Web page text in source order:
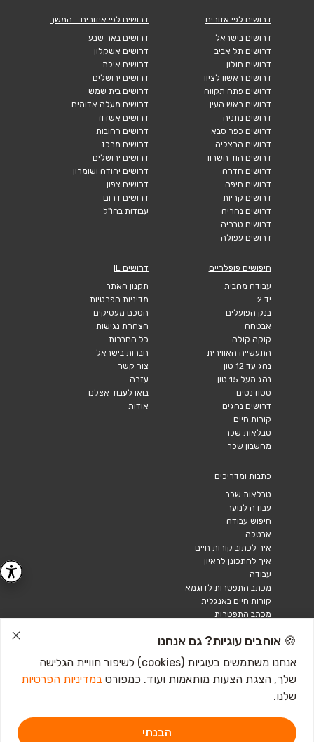
דרושים לפי אזורים
דרושים בישראל
דרושים תל אביב
דרושים חולון
דרושים ראשון לציון
דרושים פתח תקווה
דרושים ראש העין
דרושים נתניה
דרושים כפר סבא
דרושים הרצליה
דרושים הוד השרון
דרושים חדרה
דרושים חיפה
דרושים קריות
דרושים נהריה
דרושים טבריה
דרושים עפולה
דרושים לפי איזורים - המשך
דרושים באר שבע
דרושים אשקלון
דרושים אילת
דרושים ירושלים
דרושים בית שמש
דרושים מעלה אדומים
דרושים אשדוד
דרושים רחובות
דרושים מרכז
דרושים ירושלים
דרושים יהודה ושומרון
דרושים צפון
דרושים דרום
עבודות בחו"ל
חיפושים פופלריים
עבודה מהבית
יד 2
בנק הפועלים
אבטחה
קוקה קולה
התעשייה האווירית
נהג עד 12 טון
נהג מעל 15 טון
סטודנטים
דרושים נהגים
קורות חיים
טבלאות שכר
מחשבון שכר
דרושים IL
תקנון האתר
מדיניות הפרטיות
הסכם מעסיקים
הצהרת נגישות
כל החברות
חברות בישראל
צור קשר
עזרה
בואו לעבוד אצלנו
אודות
כתבות ומדריכים
טבלאות שכר
עבודה לנוער
חיפוש עבודה
אבטלה
איך לכתוב קורות חיים
איך להתכונן לראיון
עבודה
מכתב התפטרות לדוגמא
קורות חיים באנגלית
מכתב התפטרות
🍪 אוהבים עוגיות? גם אנחנו
אנחנו משתמשים בעוגיות (cookies) לשיפור חוויית הגלישה
שלך, הצגת הצעות מותאמות ועוד. כמפורט במדיניות הפרטיות
שלנו.
הבנתי